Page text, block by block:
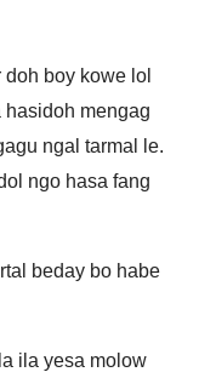
boy kowe lol
hasidoh mengag
ngal tarmal le.
ngo hasa fang
beday bo habe
ila yesa molow